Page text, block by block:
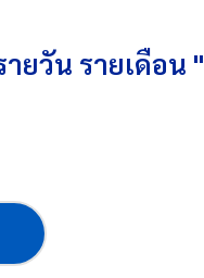
ยวัน รายเดือน "